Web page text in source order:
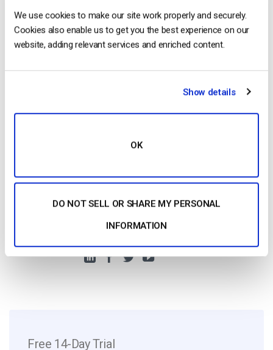
We use cookies to make our site work properly and securely.
Cookies also enable us to get you the best experience on our
website, adding relevant services and enriched content.
Show details
OK
DO NOT SELL OR SHARE MY PERSONAL
INFORMATION
effettuare le transazioni.
Iniziare Gratuitamente
Harmonie Duhamel
over 6 years in the Tech Industry. She has
a strong marketing and sales background
environments.
Free 14-Day Trial